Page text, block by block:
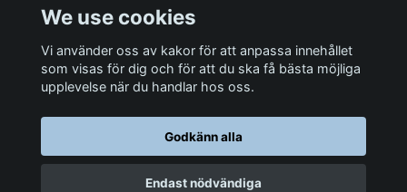
About (in English)
Ångrat köp
We use cookies
Vi använder oss av kakor för att anpassa innehållet
som visas för dig och för att du ska få bästa möjliga
upplevelse när du handlar hos oss.
Godkänn alla
Endast nödvändiga